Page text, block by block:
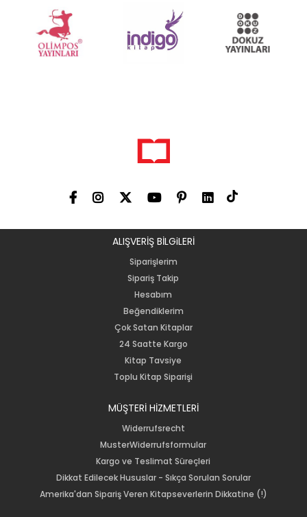
ALIŞVERİŞ BİLGiLERİ
Siparişlerim
Sipariş Takip
Hesabım
Beğendiklerim
Çok Satan Kitaplar
24 Saatte Kargo
Kitap Tavsiye
Toplu Kitap Siparişi
MÜŞTERİ HİZMETLERİ
Widerrufsrecht
MusterWiderrufsformular
Kargo ve Teslimat Süreçleri
Dikkat Edilecek Hususlar - Sıkça Sorulan Sorular
Amerika'dan Sipariş Veren Kitapseverlerin Dikkatine (!)